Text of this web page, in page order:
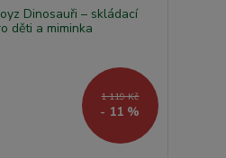
1 119 Kč
- 11 %